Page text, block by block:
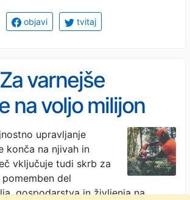
objavi tvitaj
varnejše
na voljo milijon
kaj vse se
upravljanje
konča na njivah in
vključuje tudi skrb za
del
gospodarstva in življenja na